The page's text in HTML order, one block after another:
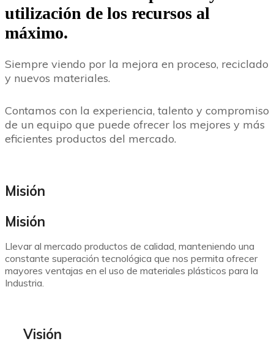
utilización de los recursos al
máximo.
Siempre viendo por la mejora en proceso, reciclado
y nuevos materiales.
Contamos con la experiencia, talento y compromiso
de un equipo que puede ofrecer los mejores y más
eficientes productos del mercado.
Misión
Misión
Llevar al mercado productos de calidad, manteniendo una
constante superación tecnológica que nos permita ofrecer
mayores ventajas en el uso de materiales plásticos para la
Industria.
Visión